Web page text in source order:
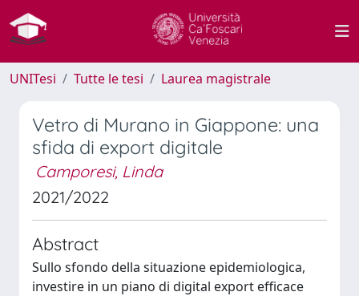
UNITesi Tutte le tesi Laurea magistrale
Vetro di Murano in Giappone: una
sfida di export digitale
Camporesi, Linda
2021/2022
Abstract
Sullo sfondo della situazione epidemiologica,
investire in un piano di digital export efficace